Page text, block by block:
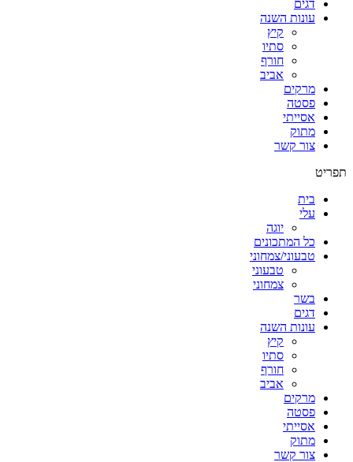
דגים
עונות השנה
קיץ
סתיו
חורף
אביב
מרקים
פסטה
אסייתי
מתוק
צור קשר
תפריט
בית
עלי
יוגה
כל המתכונים
טבעוני/צמחוני
טבעוני
צמחוני
בשר
דגים
עונות השנה
קיץ
סתיו
חורף
אביב
מרקים
פסטה
אסייתי
מתוק
צור קשר